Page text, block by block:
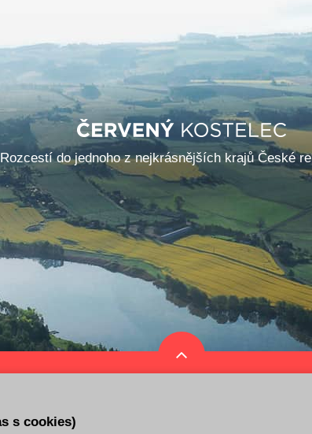
do jednoho z nejkrásnějších krajů České
s cookies)